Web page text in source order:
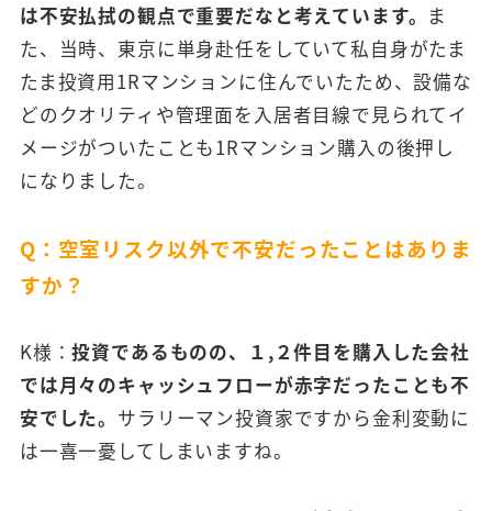
は不安払拭の観点で重要だなと考えています。 ま
た、当時、東京に単身赴任をしていて私自身がたま
たま投資用1Rマンションに住んでいたため、設備な
どのクオリティや管理面を入居者目線で見られてイ
メージがついたことも1Rマンション購入の後押し
になりました。
Q：空室リスク以外で不安だったことはありま
すか？
K様：投資であるものの、１,２件目を購入した会社
では月々のキャッシュフローが赤字だったことも不
安でした。 サラリーマン投資家ですから金利変動に
は一喜一憂してしまいますね。